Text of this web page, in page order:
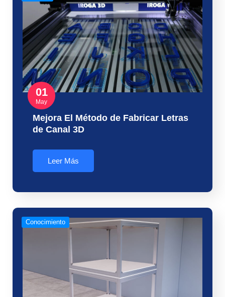
01
May
Mejora El Método de Fabricar Letras
de Canal 3D
Leer Más
Conocimiento